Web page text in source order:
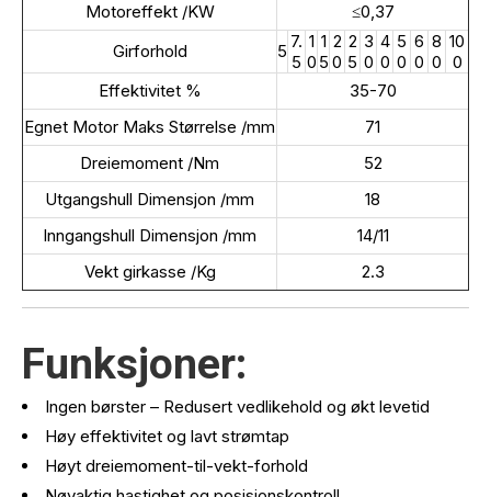
Motoreffekt /KW
≤0,37
Girforhold
5 7.
5
1
0
1
5
2
0
2
5
3
0
4
0
5
0
6
0
8
0
10
0
Effektivitet %
35-70
Egnet Motor Maks Størrelse /mm
71
Dreiemoment /Nm
52
Utgangshull Dimensjon /mm
18
Inngangshull Dimensjon /mm
14/11
Vekt girkasse /Kg
2.3
Funksjoner:
Ingen børster – Redusert vedlikehold og økt levetid
Høy effektivitet og lavt strømtap
Høyt dreiemoment-til-vekt-forhold